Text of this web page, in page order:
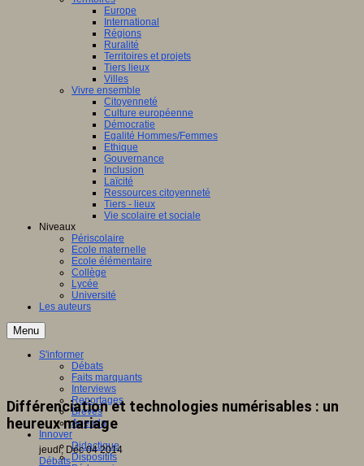
Europe
International
Régions
Ruralité
Territoires et projets
Tiers lieux
Villes
Vivre ensemble
Citoyenneté
Culture européenne
Démocratie
Egalité Hommes/Femmes
Ethique
Gouvernance
Inclusion
Laïcité
Ressources citoyenneté
Tiers - lieux
Vie scolaire et sociale
Niveaux
Périscolaire
Ecole maternelle
Ecole élémentaire
Collège
Lycée
Université
Les auteurs
Menu
S'informer
Débats
Faits marquants
Interviews
Reportages
Brèves
Agenda
Innover
Didactique
Dispositifs
Différenciation et technologies numérisables : un
heureux mariage
jeudi, Déc 04 2014
Débats